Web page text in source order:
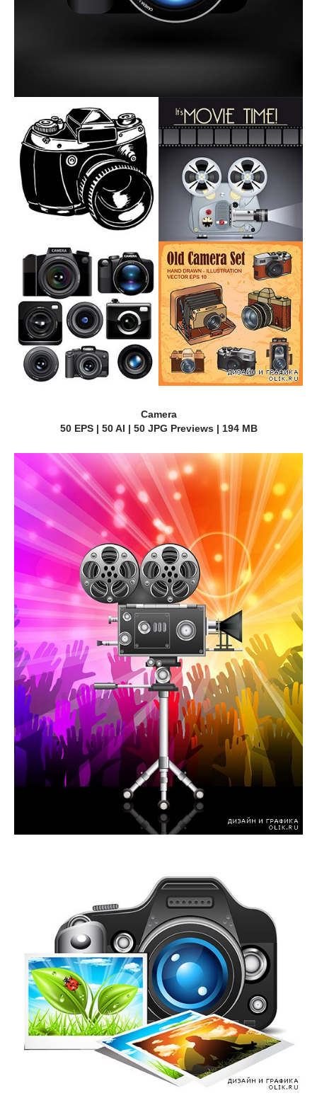
Camera
50 EPS | 50 AI | 50 JPG Previews | 194 MB